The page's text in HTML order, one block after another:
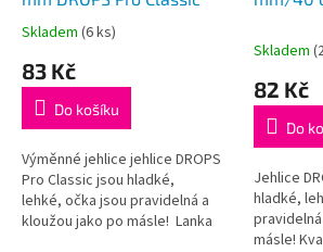
Průměrné
produktu
5,0
5
hvězdiček.
Skladem (6 ks)
83 Kč
Do košíku
Výměnné jehlice jehlice DROPS
Pro Classic jsou hladké,
lehké, očka jsou pravidelná a
kloužou jako po másle! Lanka
Skladem
82 Kč
Do
Jehlice
hladké,
másle!